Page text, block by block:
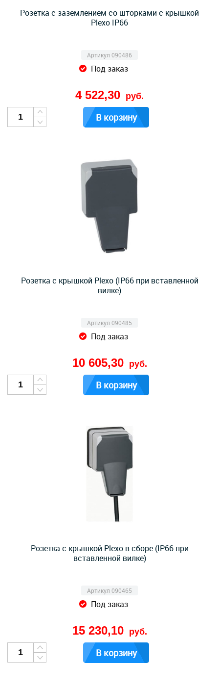
Розетка с заземлением со шторками с крышкой
Plexo IP66
Артикул 090486
Под заказ
4 522,30 руб.
В корзину
Розетка с крышкой Plexo (IP66 при вставленной
вилке)
Артикул 090485
Под заказ
10 605,30 руб.
В корзину
Розетка с крышкой Plexo в сборе (IP66 при
вставленной вилке)
Артикул 090465
Под заказ
15 230,10 руб.
В корзину